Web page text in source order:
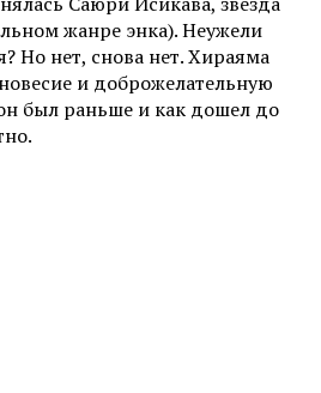
жанре энка). Неужели
Но нет, снова нет. Хираяма
и доброжелательную
был раньше и как дошел до